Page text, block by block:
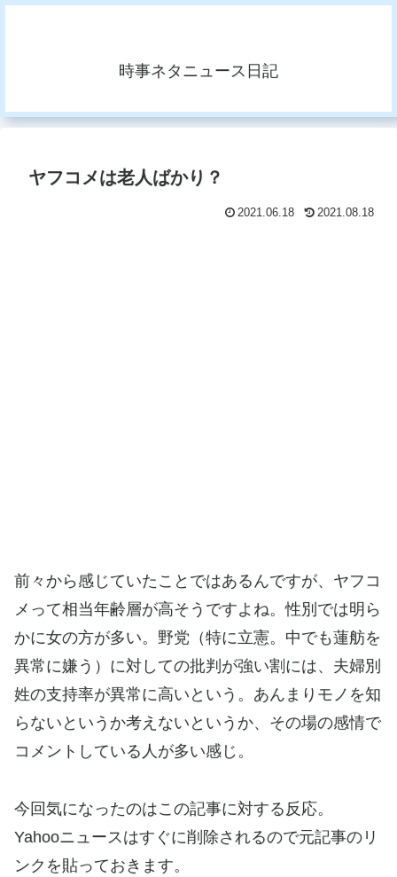
時事ネタニュース日記
ヤフコメは老人ばかり？
2021.06.18 2021.08.18
前々から感じていたことではあるんですが、ヤフコ
メって相当年齢層が高そうですよね。性別では明ら
かに女の方が多い。野党（特に立憲。中でも蓮舫を
異常に嫌う）に対しての批判が強い割には、夫婦別
姓の支持率が異常に高いという。あんまりモノを知
らないというか考えないというか、その場の感情で
コメントしている人が多い感じ。
今回気になったのはこの記事に対する反応。
Yahooニュースはすぐに削除されるので元記事のリ
ンクを貼っておきます。